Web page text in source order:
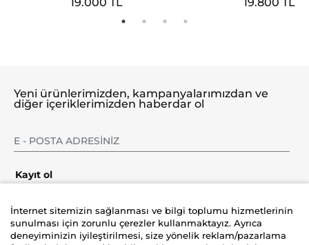
Yeni ürünlerimizden, kampanyalarımızdan ve
diğer içeriklerimizden haberdar ol
Kayıt ol
İnternet sitemizin sağlanması ve bilgi toplumu hizmetlerinin
sunulması için zorunlu çerezler kullanmaktayız. Ayrıca
deneyiminizin iyileştirilmesi, size yönelik reklam/pazarlama